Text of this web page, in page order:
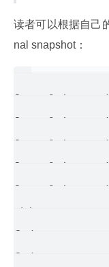
读者可以根据自己
nal snapshot：
thin: 0